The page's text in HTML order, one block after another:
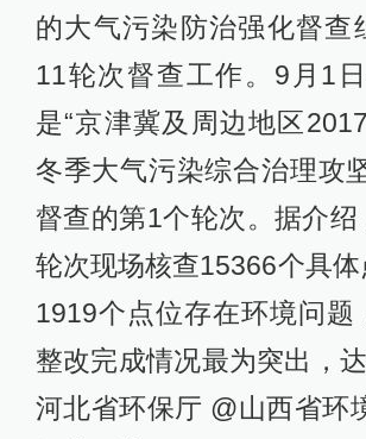
的大气污染防治强化督查
11轮次督查工作。9月1
是“京津冀及周边地区
冬季大气污染综合治理攻
督查的第1个轮次。据介绍
轮次现场核查15366个具
1919个点位存在环境问题
整改完成情况最为突出，
河北省环保厅 @山西省环